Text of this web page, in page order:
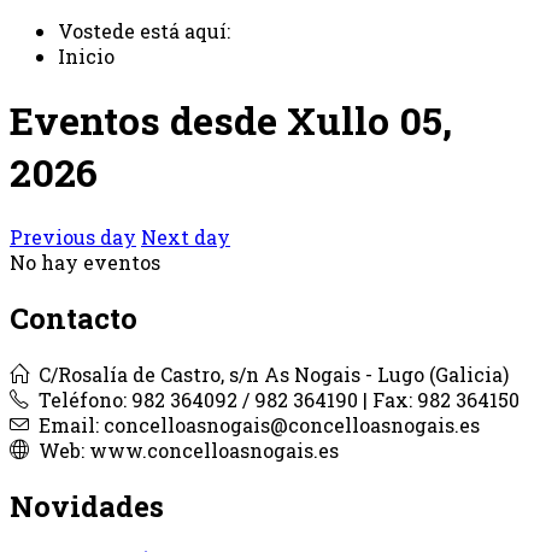
Vostede está aquí:
Inicio
Eventos desde Xullo 05,
2026
Previous day Next day
No hay eventos
Contacto
C/Rosalía de Castro, s/n As Nogais - Lugo (Galicia)
Teléfono: 982 364092 / 982 364190 | Fax: 982 364150
Email: concelloasnogais@concelloasnogais.es
Web: www.concelloasnogais.es
Novidades